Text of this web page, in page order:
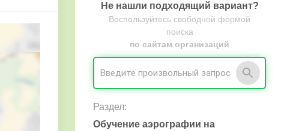
Не нашли подходящий вариант?
Воспользуйтесь свободной формой
поиска
по сайтам организаций
Раздел:
Обучение аэрографии на